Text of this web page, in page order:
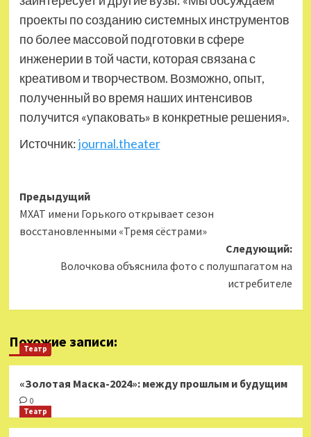
проекты по созданию системных инструментов
по более массовой подготовки в сфере
инженерии в той части, которая связана с
креативом и творчеством. Возможно, опыт,
полученный во время наших интенсивов
получится «упаковать» в конкретные решения».
Источник:journal.theater
Навигация
записи
Предыдущий
МХАТ имени Горького открывает сезон
восстановленными «Тремя сёстрами»
Следующий:
Волочкова объяснила фото с полушпагатом на
истребителе
Похожие записи:
Театр
«Золотая Маска-2024»: между прошлым и будущим
0
Театр